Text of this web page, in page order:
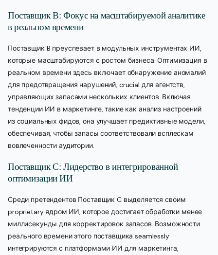
Поставщик B: Фокус на масштабируемой аналитике
в реальном времени
Поставщик B преуспевает в модульных инструментах ИИ,
которые масштабируются с ростом бизнеса. Оптимизация в
реальном времени здесь включает обнаружение аномалий
для предотвращения нарушений, crucial для агентств,
управляющих запасами нескольких клиентов. Включая
тенденции ИИ в маркетинге, такие как анализ настроений
из социальных фидов, она улучшает предиктивные модели,
обеспечивая, чтобы запасы соответствовали всплескам
вовлеченности аудитории.
Поставщик C: Лидерство в интегрированной
оптимизации ИИ
Среди претендентов Поставщик C выделяется своим
proprietary ядром ИИ, которое достигает обработки менее
миллисекунды для корректировок запасов. Возможности
реального времени этого поставщика seamlessly
интегрируются с платформами ИИ для маркетинга,